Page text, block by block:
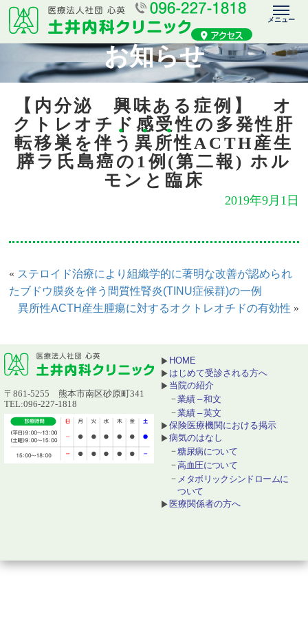
お知らせ
【内分泌 興味ある症例】 オ
クトレオチド感受性の多発性肝
転移巣を伴う異所性ACTH産生
膵ラ氏島癌の1例(第二報) ホル
モンと臨床
2019年9月1日
« ステロイド治療により組織学的に著明な改善が認められ
たブドウ膜炎を伴う間質性腎炎(TINU症候群)の一例
異所性ACTH産生腫瘍に対するオクトレオチドの有効性 »
〒861-5255 熊本市南区砂原町341
TEL:096-227-1818
HOME
はじめて受診される方へ
当院の紹介
業績 – 和文
業績 – 英文
保険医療機関における掲示
病気のはなし
糖尿病について
高血圧について
メタボリックシンドロームに
ついて
医療関係者の方へ